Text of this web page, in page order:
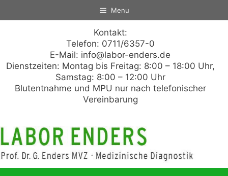
Menu
Kontakt:
Telefon: 0711/6357-0
E-Mail: info@labor-enders.de
Dienstzeiten: Montag bis Freitag: 8:00 – 18:00 Uhr,
Samstag: 8:00 – 12:00 Uhr
Blutentnahme und MPU nur nach telefonischer
Vereinbarung